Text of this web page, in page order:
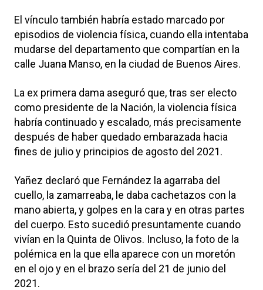
El vínculo también habría estado marcado por
episodios de violencia física, cuando ella intentaba
mudarse del departamento que compartían en la
calle Juana Manso, en la ciudad de Buenos Aires.
La ex primera dama aseguró que, tras ser electo
como presidente de la Nación, la violencia física
habría continuado y escalado, más precisamente
después de haber quedado embarazada hacia
fines de julio y principios de agosto del 2021.
Yañez declaró que Fernández la agarraba del
cuello, la zamarreaba, le daba cachetazos con la
mano abierta, y golpes en la cara y en otras partes
del cuerpo. Esto sucedió presuntamente cuando
vivían en la Quinta de Olivos. Incluso, la foto de la
polémica en la que ella aparece con un moretón
en el ojo y en el brazo sería del 21 de junio del
2021.